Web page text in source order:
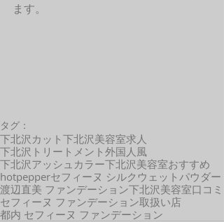
ます。
タグ：
下北沢カット 下北沢美容室求人
下北沢トリートメント 外国人風
下北沢アッシュカラー下北沢美容室おすすめ
hotpepperセフィーヌ シルクウェットパウダー
渡辺直美 ファンデーション下北沢美容室口コミ
セフィーヌ ファンデーション取扱い店
都内 セフィーヌ ファンデーション